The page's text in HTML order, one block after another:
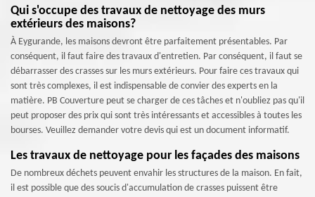
Qui s'occupe des travaux de nettoyage des murs
extérieurs des maisons?
À Eygurande, les maisons devront être parfaitement présentables. Par
conséquent, il faut faire des travaux d'entretien. Par conséquent, il faut se
débarrasser des crasses sur les murs extérieurs. Pour faire ces travaux qui
sont très complexes, il est indispensable de convier des experts en la
matière. PB Couverture peut se charger de ces tâches et n'oubliez pas qu'il
peut proposer des prix qui sont très intéressants et accessibles à toutes les
bourses. Veuillez demander votre devis qui est un document informatif.
Les travaux de nettoyage pour les façades des maisons
De nombreux déchets peuvent envahir les structures de la maison. En fait,
il est possible que des soucis d'accumulation de crasses puissent être